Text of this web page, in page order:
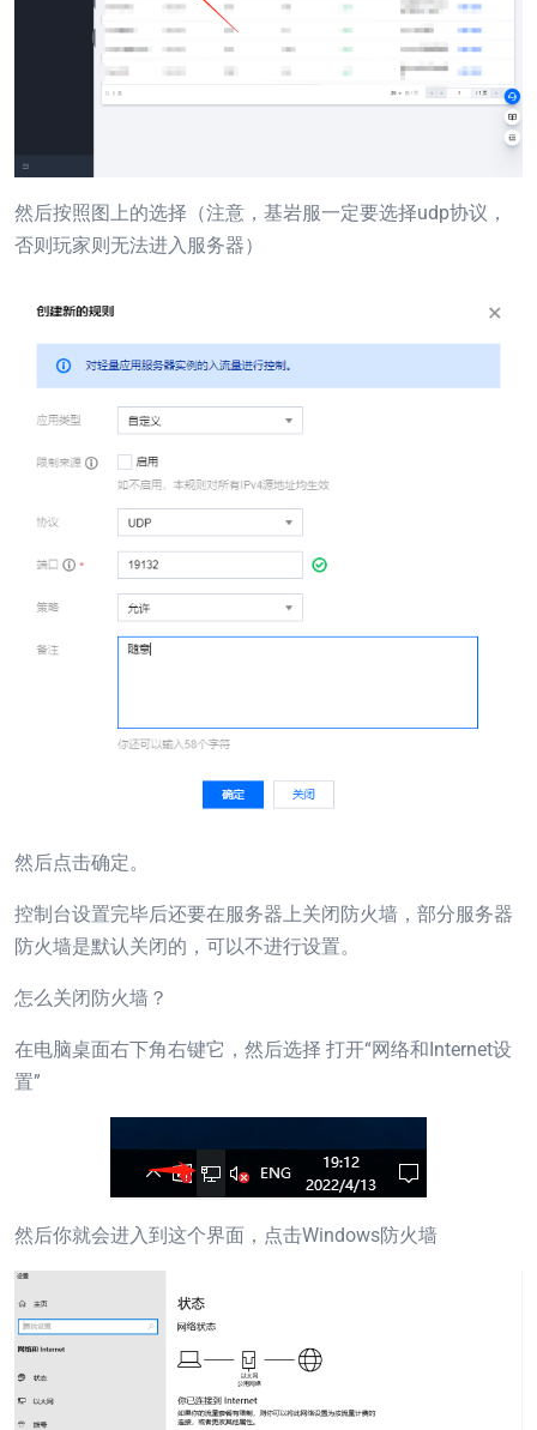
然后按照图上的选择（注意，基岩服一定要选择udp协议，
否则玩家则无法进入服务器）
然后点击确定。
控制台设置完毕后还要在服务器上关闭防火墙，部分服务器
防火墙是默认关闭的，可以不进行设置。
怎么关闭防火墙？
在电脑桌面右下角右键它，然后选择 打开“网络和Internet设
置”
然后你就会进入到这个界面，点击Windows防火墙